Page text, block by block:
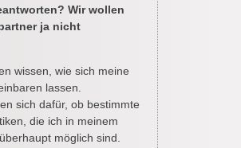
Wir wollen
ja nicht
wissen, wie sich meine
lassen.
sich dafür, ob bestimmte
die ich in meinem
möglich sind.